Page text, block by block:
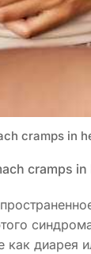
cramps in
cramps in
как диарея